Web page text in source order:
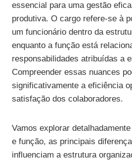
essencial para uma gestão
produtiva. O cargo refere-se à
um funcionário dentro da
enquanto a função está
responsabilidades atribuídas a
Compreender essas nuances
significativamente a eficiência
satisfação dos colaboradores.
Vamos explorar
e função, as principais
influenciam a estrutura